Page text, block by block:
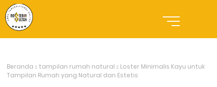
Beranda tampilan rumah natural
Loster Minimalis Kayu untuk
Tampilan Rumah yang Natural dan Estetis